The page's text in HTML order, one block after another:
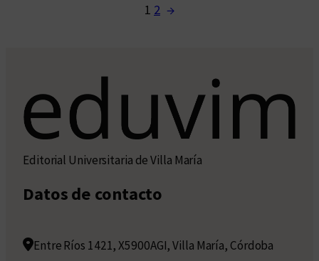
1 2 →
Editorial Universitaria de Villa María
Datos de contacto
Entre Ríos 1421, X5900AGI, Villa María, Córdoba